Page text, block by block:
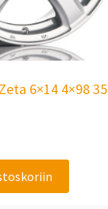
6×14 4×98 35